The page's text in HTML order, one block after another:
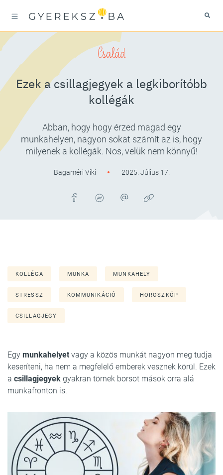
Család
Ezek a csillagjegyek a legkiborítóbb
kollégák
Abban, hogy hogy érzed magad egy
munkahelyen, nagyon sokat számít az is, hogy
milyenek a kollégák. Nos, velük nem könnyű!
Bagaméri Viki 2025. Július 17.
KOLLÉGA MUNKA MUNKAHELY
STRESSZ KOMMUNIKÁCIÓ HOROSZKÓP
CSILLAGJEGY
Egy munkahelyet vagy a közös munkát nagyon meg tudja
keseríteni, ha nem a megfelelő emberek vesznek körül. Ezek
a csillagjegyek gyakran törnek borsot mások orra alá
munkafronton is.